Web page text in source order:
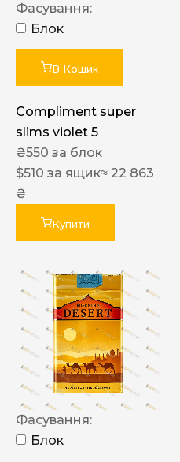
Фасування:
Блок
В Кошик
Compliment super
slims violet 5
₴550 за блок
$510 за ящик≈ 22 863
₴
Купити
Фасування:
Блок